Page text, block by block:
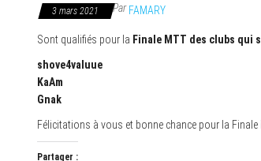
3 mars 2021 ParFAMARY
Sont qualifiés pour la Finale MTT des clubs qui
shove4valuue
KaAm
Gnak
Félicitations à vous et bonne chance pour la Finale
Partager :